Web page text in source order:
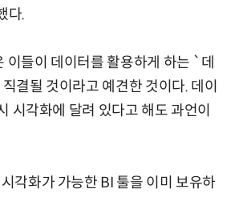
다.
들이 데이터를 활용하게 하는 `데
결될 것이라고 예견한 것이다. 데이
시각화에 달려 있다고 해도 과언이
각화가 가능한 BI 툴을 이미 보유하